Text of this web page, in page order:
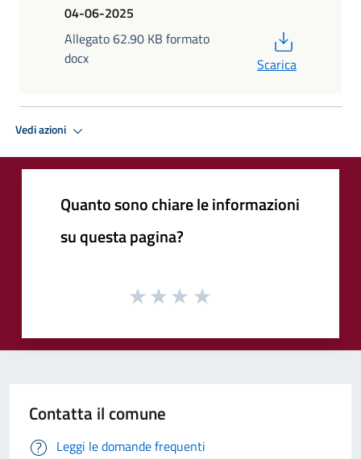
04-06-2025
Allegato 62.90 KB formato
docx
Scarica
Vedi azioni
Quanto sono chiare le informazioni
su questa pagina?
Contatta il comune
Leggi le domande frequenti